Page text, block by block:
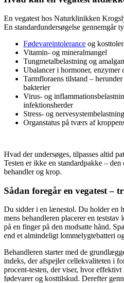
En vegatest hos Naturklinikken
En standardundersøgelse gennemgår
Fødevareintolerance og
Vitamin- og mineralmangel
Tungmetalbelastning og
Ubalancer i hormoner, enzymer
Tarmfloraens tilstand –
bakterier
Virus- og
infektionsherder
Stress- og
Organstatus på tværs af
Hvad der undersøges, tilpasses altid
Testen er ikke en standardpakke –
behandler og krop.
Sådan foregår en vegatest –
Du sidder i en lænestol. Du holder en
mens behandleren placerer en
på en finger på den modsatte hånd.
end et almindeligt lommelygtebatteri
Behandleren starter med de
indeks, der afspejler cellekvaliteten i
procent-testen, der viser, hvor
fødevarer og kosttilskud. Derefter